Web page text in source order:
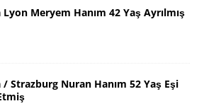
Lyon Meryem Hanım 42 Yaş Ayrılmış
/ Strazburg Nuran Hanım 52 Yaş Eşi